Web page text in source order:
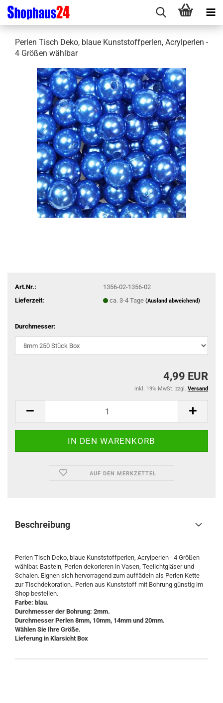
Perlen Tisch Deko, blaue Kunststoffperlen, Acrylperlen -
4 Größen wählbar
Art.Nr.:
1356-02-1356-02
Lieferzeit:
ca. 3-4 Tage (Ausland abweichend)
Durchmesser:
4,99 EUR
inkl. 19% MwSt. zzgl. Versand
AUF DEN MERKZETTEL
Beschreibung
Perlen Tisch Deko, blaue Kunststoffperlen, Acrylperlen - 4 Größen
wählbar. Basteln, Perlen dekorieren in Vasen, Teelichtgläser und
Schalen. Eignen sich hervorragend zum auffädeln als Perlen Kette
zur Tischdekoration.. Perlen aus Kunststoff mit Bohrung günstig im
Shop bestellen.
Farbe: blau.
Durchmesser der Bohrung: 2mm.
Durchmesser Perlen 8mm, 10mm, 14mm und 20mm.
Wählen Sie Ihre Größe.
Lieferung in Klarsicht Box